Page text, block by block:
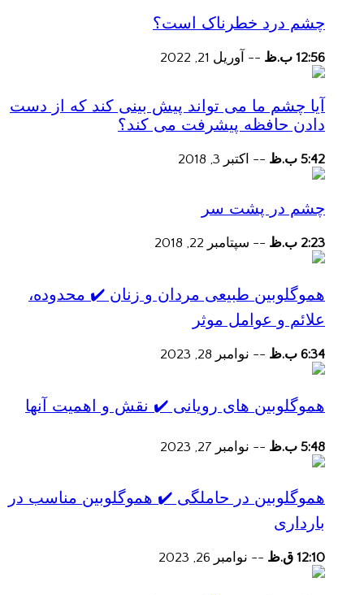
چشم درد خطرناک است؟
12:56 ب.ظ -- آوریل 21, 2022
آیا چشم ما می تواند پیش بینی کند که از دست
دادن حافظه پیشرفت می کند؟
5:42 ب.ظ -- اکتبر 3, 2018
چشم در پشت سر
2:23 ب.ظ -- سپتامبر 22, 2018
هموگلوبین طبیعی مردان و زنان ✔️ محدوده،
علائم و عوامل موثر
6:34 ب.ظ -- نوامبر 28, 2023
هموگلوبین های رویانی ✔️ نقش و اهمیت آنها
5:48 ب.ظ -- نوامبر 27, 2023
هموگلوبین در حاملگی ✔️ هموگلوبین مناسب در
بارداری
12:10 ق.ظ -- نوامبر 26, 2023